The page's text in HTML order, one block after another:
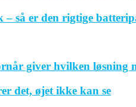
så er den rigtige
giver hvilken løsning
det, øjet ikke kan se